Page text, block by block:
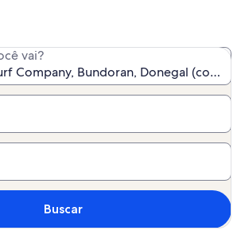
vai?
Company, Bundoran, Donegal
Buscar